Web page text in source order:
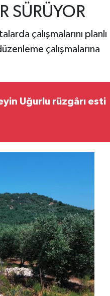
SÜRÜYOR
çalışmalarını planlı
çalışmalarına
Uğurlu rüzgârı esti